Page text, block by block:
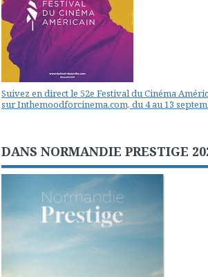
Suivez en direct le 52e Festival du Cinéma
sur Inthemoodforcinema.com, du 4 au 13
DANS NORMANDIE PRESTIGE